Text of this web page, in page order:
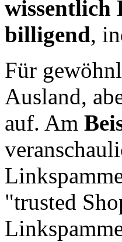
wissentlich
billigend,
Für
Ausland,
auf. Am
"trusted